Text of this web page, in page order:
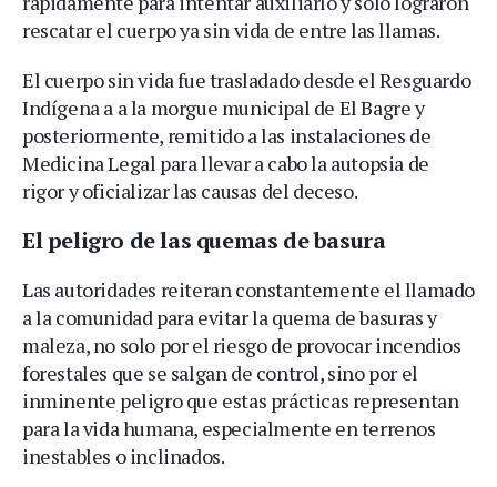
rescatar el cuerpo ya sin vida de entre las llamas.
El cuerpo sin vida fue trasladado desde el Resguardo
Indígena a a la morgue municipal de El Bagre y
posteriormente, remitido a las instalaciones de
Medicina Legal para llevar a cabo la autopsia de
rigor y oficializar las causas del deceso.
El peligro de las quemas de basura
Las autoridades reiteran constantemente el llamado
a la comunidad para evitar la quema de basuras y
maleza, no solo por el riesgo de provocar incendios
forestales que se salgan de control, sino por el
inminente peligro que estas prácticas representan
para la vida humana, especialmente en terrenos
inestables o inclinados.